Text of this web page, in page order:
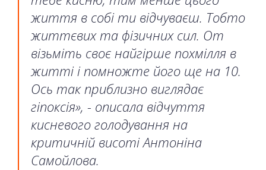
життя в собі ти відчуваєш. Тобто
життєвих та фізичних сил. От
візьміть своє найгірше похмілля в
житті і помножте його ще на 10.
Ось так приблизно виглядає
гіпоксія», - описала відчуття
кисневого голодування на
критичній висоті Антоніна
Самойлова.